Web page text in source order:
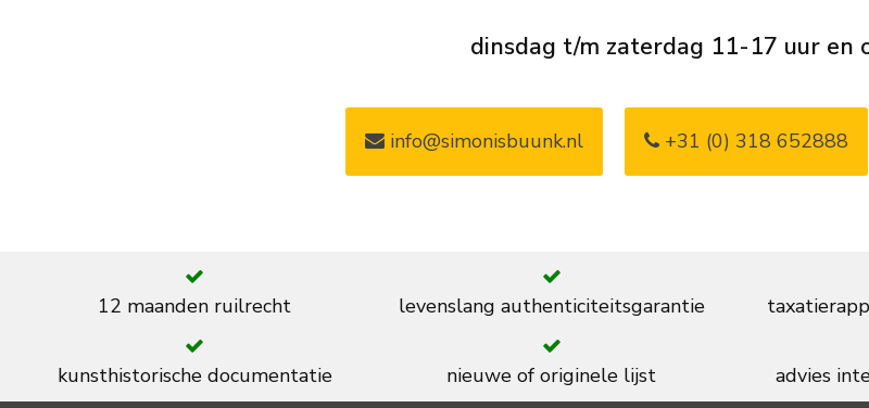
dinsdag t/m zaterdag 11-17 uur en
info@simonisbuunk.nl +31 (0) 318 652888
12 maanden ruilrecht levenslang authenticiteitsgarantie
kunsthistorische documentatie nieuwe of originele lijst advies